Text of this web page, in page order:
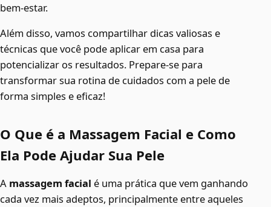
bem-estar.
Além disso, vamos compartilhar dicas valiosas e
técnicas que você pode aplicar em casa para
potencializar os resultados. Prepare-se para
transformar sua rotina de cuidados com a pele de
forma simples e eficaz!
O Que é a Massagem Facial e Como
Ela Pode Ajudar Sua Pele
A massagem facial é uma prática que vem ganhando
cada vez mais adeptos, principalmente entre aqueles